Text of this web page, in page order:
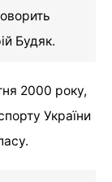
Будяк.
2000 року,
України